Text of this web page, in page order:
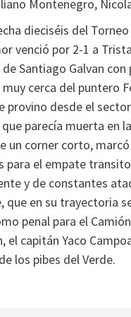
Montenegro,
dieciséis del
venció por 2-1 a
Santiago Galvan
cerca del puntero
provino desde el
parecía muerta en
un corner corto,
para el empate
y de constantes
en su trayectoria
penal para el
el capitán Yaco
los pibes del Verde.